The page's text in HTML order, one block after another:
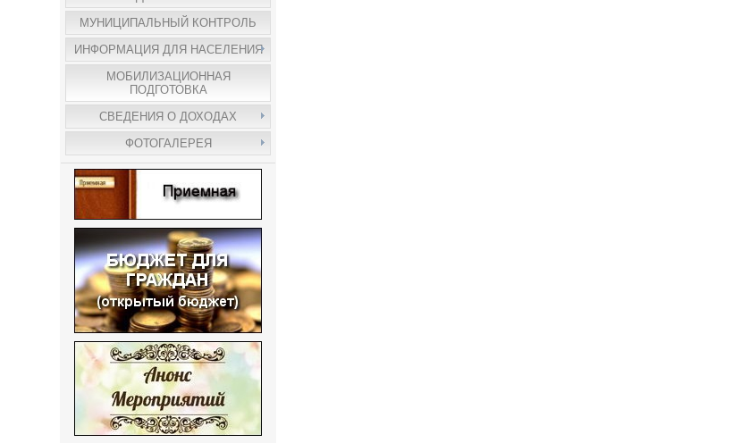
МУНИЦИПАЛЬНЫЙ КОНТРОЛЬ
ИНФОРМАЦИЯ ДЛЯ НАСЕЛЕНИЯ
МОБИЛИЗАЦИОННАЯ
ПОДГОТОВКА
СВЕДЕНИЯ О ДОХОДАХ
ФОТОГАЛЕРЕЯ